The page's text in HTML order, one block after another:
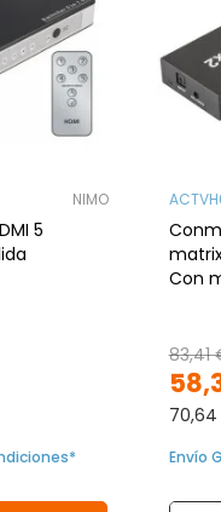
NIMO
5
Con
83,41
Envío